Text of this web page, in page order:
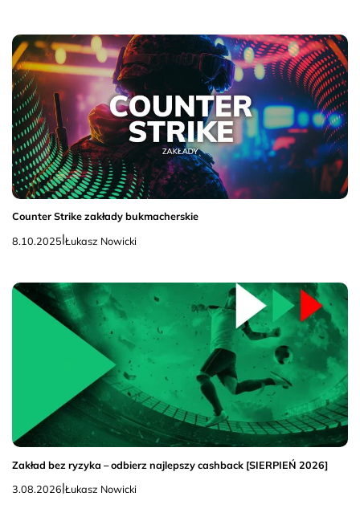
Counter Strike zakłady bukmacherskie
8.10.2025|Łukasz Nowicki
Zakład bez ryzyka – odbierz najlepszy cashback [SIERPIEŃ 2026]
3.08.2026|Łukasz Nowicki